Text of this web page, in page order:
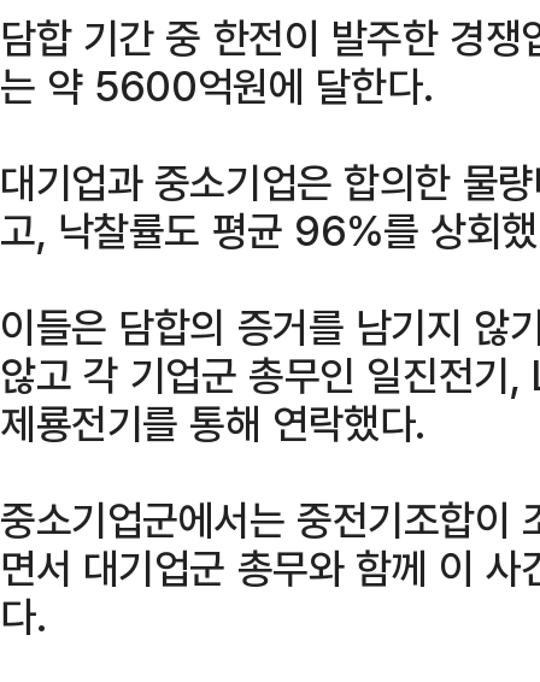
담합 기간 중 한전이 발주한 경
는 약 5600억원에 달한다.
대기업과 중소기업은 합의한 물
고, 낙찰률도 평균 96%를 상회
이들은 담합의 증거를 남기지 않
않고 각 기업군 총무인 일진전기
제룡전기를 통해 연락했다.
중소기업군에서는 중전기조합이
면서 대기업군 총무와 함께 이
다.